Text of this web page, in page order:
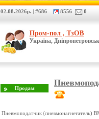
02.08.2026р. | #686 8556 0
Пром-пол , ТзОВ
Україна,
Пневмоподатчик (пневмонагнетатель)